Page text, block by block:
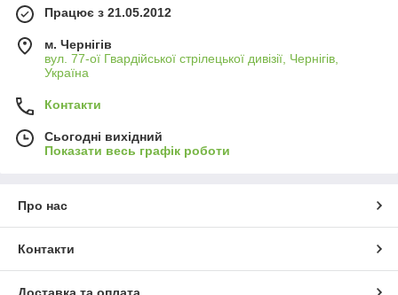
Працює з 21.05.2012
м. Чернігів
вул. 77-ої Гвардійської стрілецької дивізії, Чернігів,
Україна
Контакти
Сьогодні вихідний
Показати весь графік роботи
Про нас
Контакти